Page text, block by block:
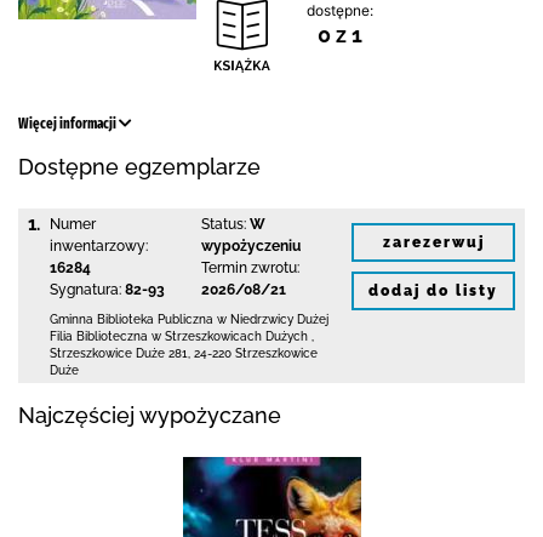
dostępne:
0 z 1
Więcej informacji
Dostępne egzemplarze
1.
Numer
inwentarzowy:
16284
Sygnatura: 82-93
Status: W
wypożyczeniu
Termin zwrotu:
2026/08/21
Gminna Biblioteka Publiczna w Niedrzwicy Dużej
Filia Biblioteczna w Strzeszkowicach Dużych
Strzeszkowice Duże 281
24-220 Strzeszkowice
Duże
zarezerwuj
dodaj do listy
Najczęściej wypożyczane